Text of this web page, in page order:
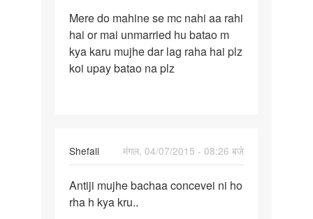
Mere
do
mahine
se
Mere do mahine se mc nahi aa rahi
hai or mai unmarried hu batao m
kya karu mujhe dar lag raha hai plz
koi upay batao na plz
Shefali
मंगल, 04/07/2015 - 08:26 बजे
Antiji
mujhe
Antiji mujhe bachaa concevei ni ho
rha h kya kru..